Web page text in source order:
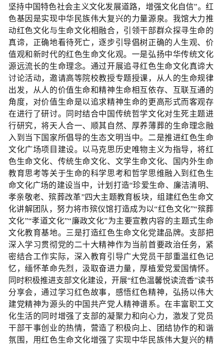
坚持中国特色社会主义文化发展道路，增强文化自信”。红
色基因是实现中华民族伟大复兴的力量源泉。我馆大力推
动红色文化与生命文化相融合，引领干部群众探寻生命的
真谛，正确地看待死亡，逐步引导倡树正确的人生观、价
值观和新时代的红色生命文化观。一是弘扬中华传统文化
源远流长的生命理念。通过开展追寻红色生命文化真谛大
讨论活动，邀请高等院校教授专题授课，从人的生命规律
出发，从人的价值生命和精神生命相互依存、互联互通的
角度，对价值生命是以追求精神生命的更高形式而客观存
在进行了研讨。同时结合中国传统哲学文化对生死主题进
行研究，将天人合一、顺其自然、厚养薄葬的生命理念融
入到当下国家所倡导的生态文明当中。二是推进红色生命
文化广场项目建设。以马克思历史唯物主义为指导，将红
色生命文化、传统生命文化、文学生命文化、国内外生命
教育思考等关于生命的科学思考和哲学思维融入到红色生
命文化广场的建设当中，计划打造“珍爱生命、廉洁清明、
孝亲敬老、殡葬改革”四大主题教育板块，组建红色生命文
化讲解团队，努力将市殡仪馆打造成为以“红色文化”“殡葬
文化”“孝道文化”“廉政文化”为主要宣教内容的主题式生命
文化教育基地。三是打造红色生命文化党建品牌。支部把
深入学习贯彻党的二十大精神作为当前首要政治任务，紧
密结合工作实际，深入教育引导广大党员干部重温红色记
忆，缅怀革命先烈，汲取奋进力量，厚植爱党爱国情怀。
同时积极推进支部文化建设，开展“红色温馨悦读流香”读书
分享会，通过学习红色故事，感悟红色精神，弘扬以伟大
建党精神为源头的中国共产党人精神谱系。在丰富职工文
化生活的同时增强了支部的凝聚力和向心力，激发了党员
干部干事创业的热情，营造了积极向上、团结协作的和谐
氛围，用红色生命文化增强了实现中华民族伟大复兴的精